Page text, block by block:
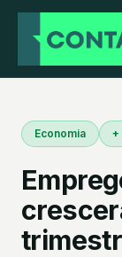
Economia +